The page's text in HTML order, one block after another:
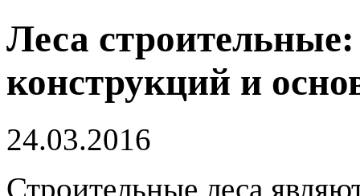
Леса
конструкций и
24.03.2016
Строительные леса